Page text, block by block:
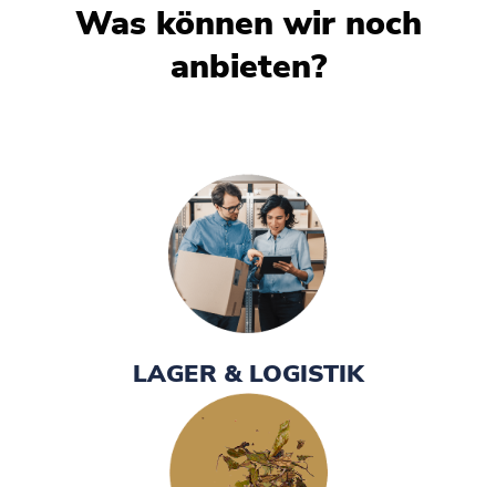
Was können wir noch
anbieten?
LAGER & LOGISTIK